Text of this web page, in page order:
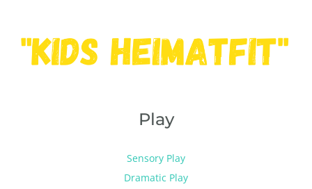
Play
Sensory Play
Dramatic Play